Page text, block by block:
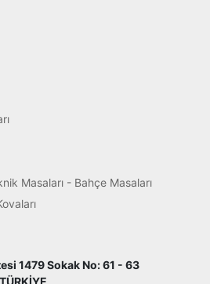
Masaları - Bahçe Masaları
1479 Sokak No: 61 - 63